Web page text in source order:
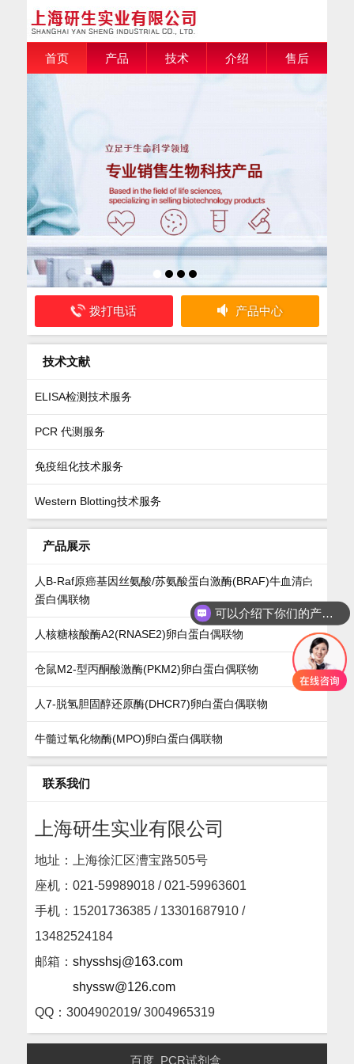
首页 产品 技术 介绍 售后
拨打电话 产品中心
技术文献
ELISA检测技术服务
PCR 代测服务
免疫组化技术服务
Western Blotting技术服务
产品展示
人B-Raf原癌基因丝氨酸/苏氨酸蛋白激酶(BRAF)牛血清白
蛋白偶联物
人核糖核酸酶A2(RNASE2)卵白蛋白偶联物
仓鼠M2-型丙酮酸激酶(PKM2)卵白蛋白偶联物
人7-脱氢胆固醇还原酶(DHCR7)卵白蛋白偶联物
牛髓过氧化物酶(MPO)卵白蛋白偶联物
联系我们
上海研生实业有限公司
地址：上海徐汇区漕宝路505号
座机： 021-59989018 / 021-59963601
手机：15201736385 / 13301687910 /
13482524184
邮箱： shysshsj@163.com
shyssw@126.com
QQ：3004902019/ 3004965319
百度 PCR试剂盒
可以介绍下你们的产品么